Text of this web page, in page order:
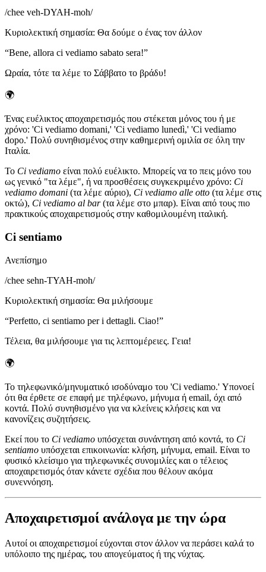
/chee veh-DYAH-moh/
Κυριολεκτική σημασία: Θα δούμε ο ένας τον άλλον
“Bene, allora ci vediamo sabato sera!”
Ωραία, τότε τα λέμε το Σάββατο το βράδυ!
🌍
Ένας ευέλικτος αποχαιρετισμός που στέκεται μόνος του ή με
χρόνο: 'Ci vediamo domani,' 'Ci vediamo lunedì,' 'Ci vediamo
dopo.' Πολύ συνηθισμένος στην καθημερινή ομιλία σε όλη την
Ιταλία.
Το Ci vediamo είναι πολύ ευέλικτο. Μπορείς να το πεις μόνο του
ως γενικό "τα λέμε", ή να προσθέσεις συγκεκριμένο χρόνο: Ci
vediamo domani (τα λέμε αύριο), Ci vediamo alle otto (τα λέμε στις
οκτώ), Ci vediamo al bar(τα λέμε στο μπαρ). Είναι από τους πιο
πρακτικούς αποχαιρετισμούς στην καθομιλουμένη ιταλική.
Ci sentiamo
Ανεπίσημο
/chee sehn-TYAH-moh/
Κυριολεκτική σημασία: Θα μιλήσουμε
“Perfetto, ci sentiamo per i dettagli. Ciao!”
Τέλεια, θα μιλήσουμε για τις λεπτομέρειες. Γεια!
🌍
Το τηλεφωνικό/μηνυματικό ισοδύναμο του 'Ci vediamo.' Υπονοεί
ότι θα έρθετε σε επαφή με τηλέφωνο, μήνυμα ή email, όχι από
κοντά. Πολύ συνηθισμένο για να κλείνεις κλήσεις και να
κανονίζεις συζητήσεις.
Εκεί που το Ci vediamo υπόσχεται συνάντηση από κοντά, το Ci
sentiamo υπόσχεται επικοινωνία: κλήση, μήνυμα, email. Είναι το
φυσικό κλείσιμο για τηλεφωνικές συνομιλίες και ο τέλειος
αποχαιρετισμός όταν κάνετε σχέδια που θέλουν ακόμα
συνεννόηση.
Αποχαιρετισμοί ανάλογα με την ώρα
Αυτοί οι αποχαιρετισμοί εύχονται στον άλλον να περάσει καλά το
υπόλοιπο της ημέρας, του απογεύματος ή της νύχτας.